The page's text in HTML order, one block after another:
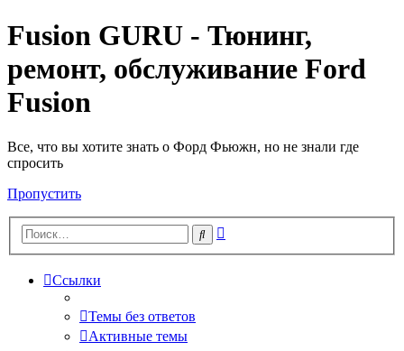
Fusion GURU - Тюнинг,
ремонт, обслуживание Ford
Fusion
Все, что вы хотите знать о Форд Фьюжн, но не знали где
спросить
Пропустить
Поиск
Ссылки
Темы без ответов
Активные темы